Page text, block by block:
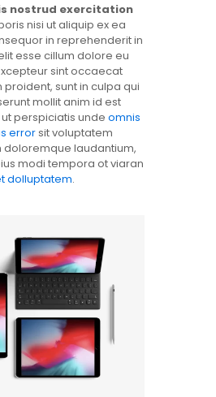
nostrud exercitation
nisi ut aliquip ex ea
in reprehenderit in
esse cillum dolore eu
sint occaecat
sunt in culpa qui
mollit anim id est
perspiciatis unde omnis
errorsit voluptatem
doloremque laudantium,
modi tempora ot viaran
dolluptatem.